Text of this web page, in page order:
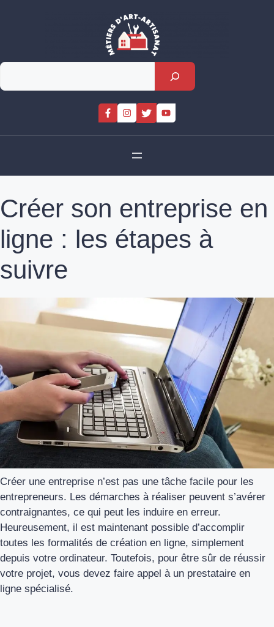
Rechercher
Créer son entreprise en
ligne : les étapes à
suivre
Créer une entreprise n’est pas une tâche facile pour les
entrepreneurs. Les démarches à réaliser peuvent s’avérer
contraignantes, ce qui peut les induire en erreur.
Heureusement, il est maintenant possible d’accomplir
toutes les formalités de création en ligne, simplement
depuis votre ordinateur. Toutefois, pour être sûr de réussir
votre projet, vous devez faire appel à un prestataire en
ligne spécialisé.